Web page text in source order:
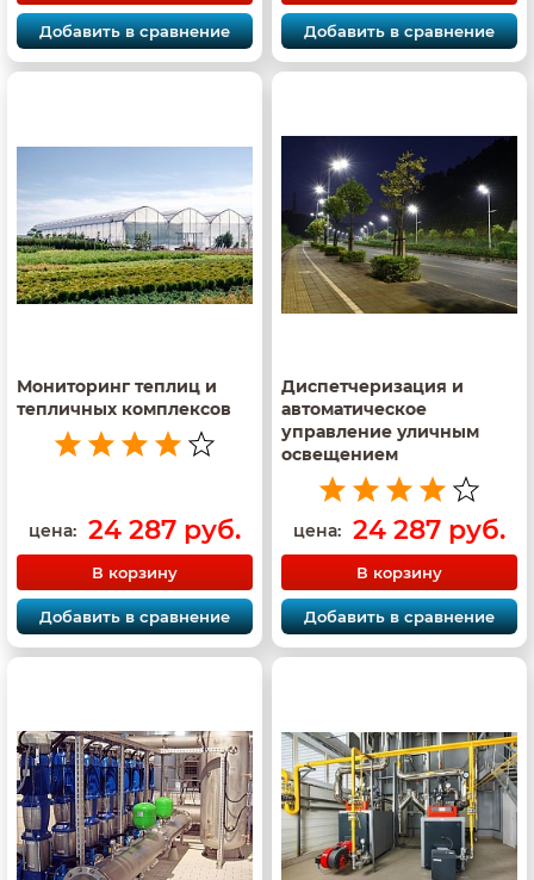
Добавить в сравнение Добавить в сравнение
Мониторинг теплиц и
тепличных комплексов
цена: 24 287 руб.
В корзину
Добавить в сравнение
Диспетчеризация и
автоматическое
управление уличным
освещением
цена: 24 287 руб.
В корзину
Добавить в сравнение